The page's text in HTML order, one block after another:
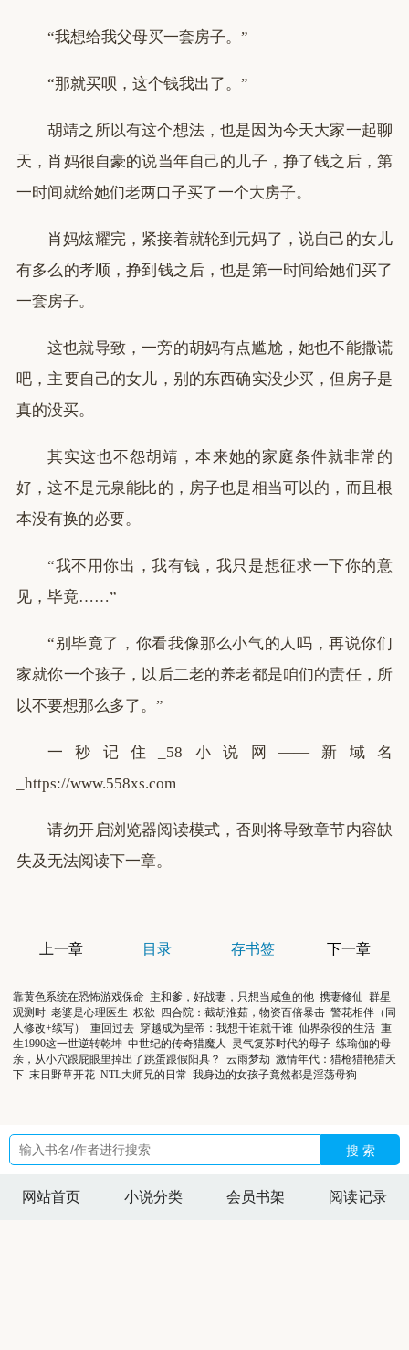
“我想给我父母买一套房子。”
“那就买呗，这个钱我出了。”
胡靖之所以有这个想法，也是因为今天大家一起聊
天，肖妈很自豪的说当年自己的儿子，挣了钱之后，第
一时间就给她们老两口子买了一个大房子。
肖妈炫耀完，紧接着就轮到元妈了，说自己的女儿
有多么的孝顺，挣到钱之后，也是第一时间给她们买了
一套房子。
这也就导致，一旁的胡妈有点尴尬，她也不能撒谎
吧，主要自己的女儿，别的东西确实没少买，但房子是
真的没买。
其实这也不怨胡靖，本来她的家庭条件就非常的
好，这不是元泉能比的，房子也是相当可以的，而且根
本没有换的必要。
“我不用你出，我有钱，我只是想征求一下你的意
见，毕竟……”
“别毕竟了，你看我像那么小气的人吗，再说你们
家就你一个孩子，以后二老的养老都是咱们的责任，所
以不要想那么多了。”
一秒记住_58小说网——新域名
_https://www.558xs.com
请勿开启浏览器阅读模式，否则将导致章节内容缺
失及无法阅读下一章。
上一章 目录 存书签 下一章
靠黄色系统在恐怖游戏保命 主和爹，好战妻，只想当咸鱼的他 携妻修仙 群星
观测时 老婆是心理医生 权欲 四合院：截胡淮茹，物资百倍暴击 警花相伴（同
人修改+续写）
重回过去 穿越成为皇帝：我想干谁就干谁 仙界杂役的生活 重
生1990这一世逆转乾坤 中世纪的传奇猎魔人 灵气复苏时代的母子 练瑜伽的母
亲，从小穴跟屁眼里掉出了跳蛋跟假阳具？
云雨梦劫 激情年代：猎枪猎艳猎天
下 末日野草开花 NTL大师兄的日常 我身边的女孩子竟然都是淫荡母狗
搜 索
网站首页 小说分类 会员书架 阅读记录